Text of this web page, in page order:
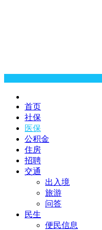
首页
社保
医保
公积金
住房
招聘
交通
出入境
旅游
问答
民生
便民信息